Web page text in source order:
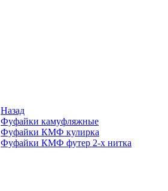
Назад
Фуфайки камуфляжные
Фуфайки КМФ кулирка
Фуфайки КМФ футер 2-х нитка